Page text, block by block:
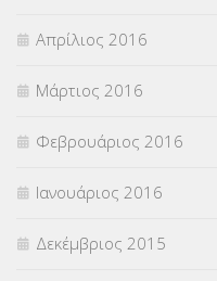
Απρίλιος 2016
Μάρτιος 2016
Φεβρουάριος 2016
Ιανουάριος 2016
Δεκέμβριος 2015